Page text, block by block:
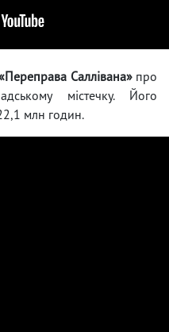
Саллівана»про
містечку. Його
млн годин.